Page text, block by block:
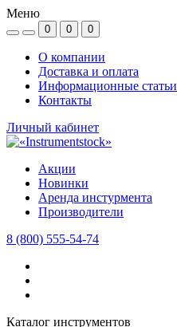
Меню
0 0 0
О компании
Доставка и оплата
Информационные статьи
Контакты
Личный кабинет
Акции
Новинки
Аренда инстурмента
Производители
8 (800) 555-54-74
Каталог инструментов